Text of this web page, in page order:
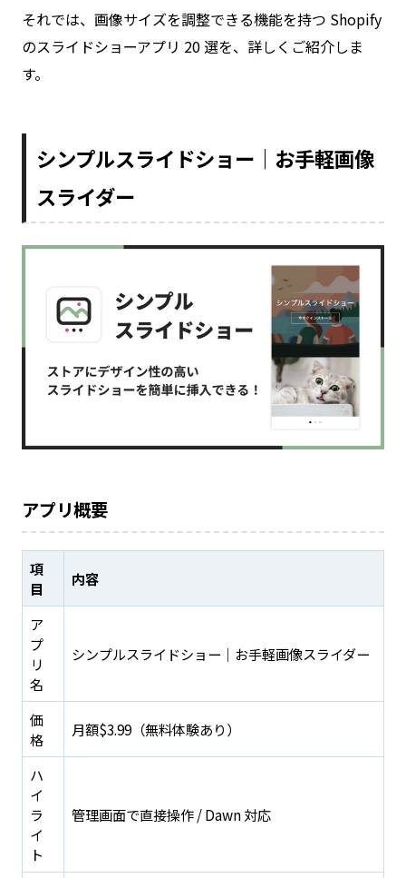
それでは、画像サイズを調整できる機能を持つ Shopify
のスライドショーアプリ 20 選を、詳しくご紹介しま
す。
シンプルスライドショー｜お手軽画像
スライダー
アプリ概要
項
目
内容
ア
プ
リ
名
シンプルスライドショー｜お手軽画像スライダー
価
格
月額$3.99（無料体験あり）
ハ
イ
ラ
イ
ト
管理画面で直接操作 / Dawn 対応